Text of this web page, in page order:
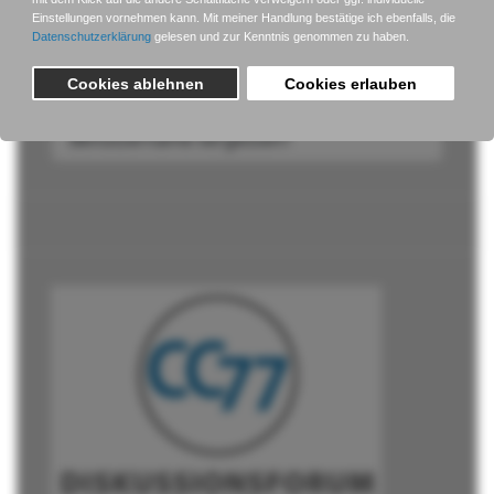
Anmelden
Passwort vergessen?
Benutzername vergessen?